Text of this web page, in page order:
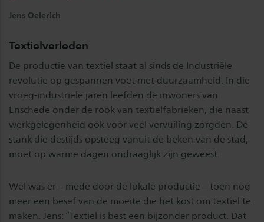
Jens Oelerich
Textielverleden
De productie van textiel staat al sinds de Industriële
revolutie op gespannen voet met duurzaamheid. In die
vroeg-industriële jaren leefden de inwoners van
Enschede onder de rook van textielfabrieken, die naast
werkgelegenheid ook voor veel vervuiling zorgden. De
stank die destijds opsteeg vanuit de beken van de stad,
moet op warme dagen ondraaglijk zijn geweest.
Wel was er – mede door de lokale productie – toen nog
meer een besef van de moeite die het kost om textiel te
maken. Jens: “Textiel is best een bijzonder product. Dat